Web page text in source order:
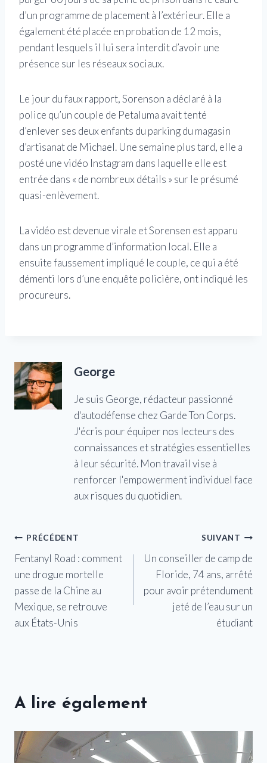
d’un programme de placement à l’extérieur. Elle a
également été placée en probation de 12 mois,
pendant lesquels il lui sera interdit d’avoir une
présence sur les réseaux sociaux.
Le jour du faux rapport, Sorenson a déclaré à la
police qu’un couple de Petaluma avait tenté
d’enlever ses deux enfants du parking du magasin
d’artisanat de Michael. Une semaine plus tard, elle a
posté une vidéo Instagram dans laquelle elle est
entrée dans « de nombreux détails » sur le présumé
quasi-enlèvement.
La vidéo est devenue virale et Sorensen est apparu
dans un programme d’information local. Elle a
ensuite faussement impliqué le couple, ce qui a été
démenti lors d’une enquête policière, ont indiqué les
procureurs.
George
Je suis George, rédacteur passionné
d'autodéfense chez Garde Ton Corps.
J'écris pour équiper nos lecteurs des
connaissances et stratégies essentielles
à leur sécurité. Mon travail vise à
renforcer l'empowerment individuel face
aux risques du quotidien.
Navigation
de
l’article
PRÉCÉDENT
Fentanyl Road : comment
une drogue mortelle
passe de la Chine au
Mexique, se retrouve
aux États-Unis
SUIVANT
Un conseiller de camp de
Floride, 74 ans, arrêté
pour avoir prétendument
jeté de l’eau sur un
étudiant
A lire également